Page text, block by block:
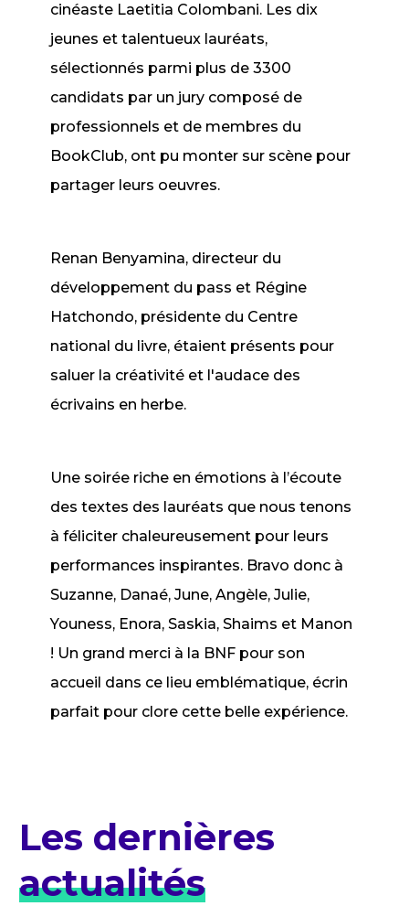
cinéaste Laetitia Colombani. Les dix
jeunes et talentueux lauréats,
sélectionnés parmi plus de 3300
candidats par un jury composé de
professionnels et de membres du
BookClub, ont pu monter sur scène pour
partager leurs oeuvres.
Renan Benyamina, directeur du
développement du pass et Régine
Hatchondo, présidente du Centre
national du livre, étaient présents pour
saluer la créativité et l'audace des
écrivains en herbe.
Une soirée riche en émotions à l’écoute
des textes des lauréats que nous tenons
à féliciter chaleureusement pour leurs
performances inspirantes. Bravo donc à
Suzanne, Danaé, June, Angèle, Julie,
Youness, Enora, Saskia, Shaims et Manon
! Un grand merci à la BNF pour son
accueil dans ce lieu emblématique, écrin
parfait pour clore cette belle expérience.
Les dernières
actualités